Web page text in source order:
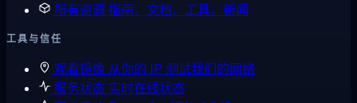
所有资源指南、文档、工具、新闻
工具与信任
观看镜像 从你的 IP 测试我们的网络
服务状态 实时在线状态